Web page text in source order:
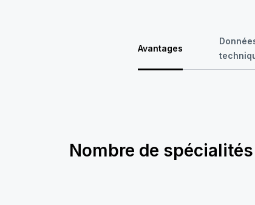
Avantages
Nombre de spécialités